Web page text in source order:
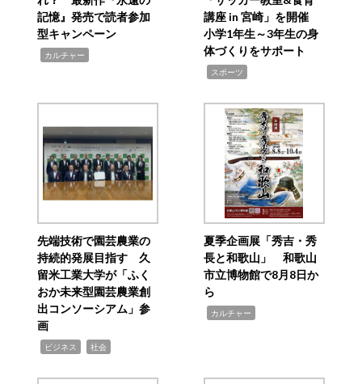
記憶』発売で読者参加
型キャンペーン
カルチャー
講座 in 宮崎」を開催
小学1年生～3年生の身
体づくりをサポート
スポーツ
先端技術で園芸農業の
持続的発展目指す 久
留米工業大学が「ふく
おか未来型園芸農業創
出コンソーシアム」参
画
ビジネス 社会
夏季企画展「秀吉・秀
長と和歌山」 和歌山
市立博物館で8月8日か
ら
カルチャー